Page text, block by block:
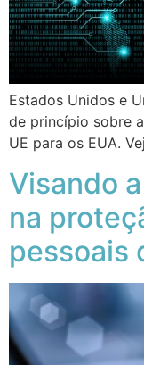
Estados Unidos e
de princípio sobre
UE para os EUA.
Visando
na
pessoais